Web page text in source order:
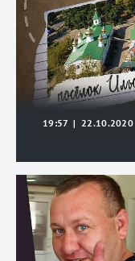
19:57 | 22.10.2020